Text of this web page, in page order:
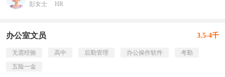
彭女士 HR
办公室文员 3.5-4千
无需经验 高中 后勤管理 办公操作软件
考勤
五险一金